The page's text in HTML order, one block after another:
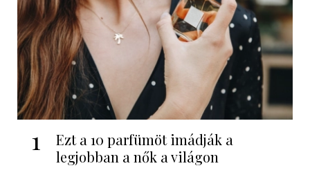
1
Ezt a 10 parfümöt imádják a
legjobban a nők a világon